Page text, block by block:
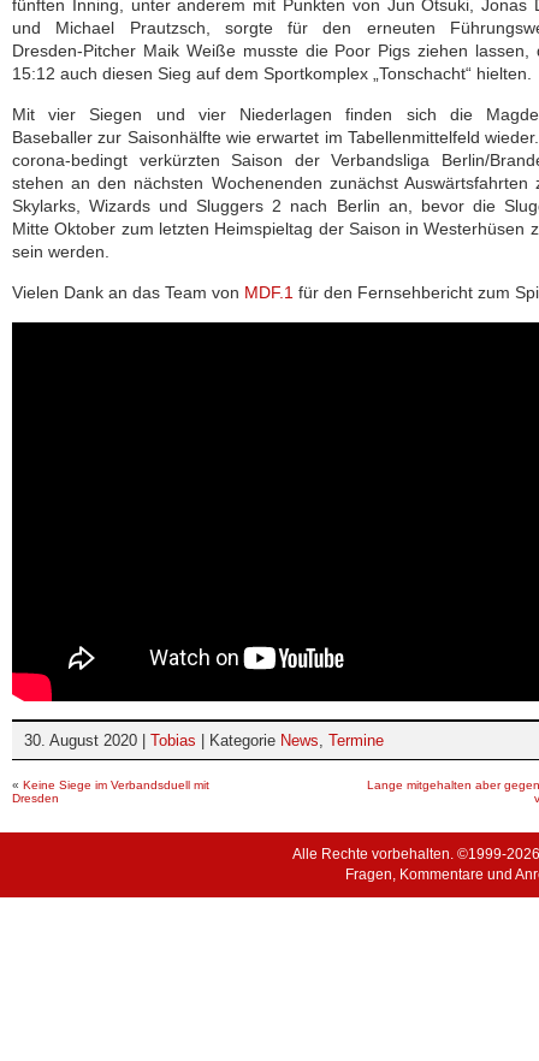
fünften Inning, unter anderem mit Punkten von Jun Otsuki, Jonas
und Michael Prautzsch, sorgte für den erneuten
Dresden-Pitcher Maik Weiße musste die Poor Pigs ziehen lassen,
15:12 auch diesen Sieg auf dem Sportkomplex „Tonschacht“ hielten.
Mit vier Siegen und vier Niederlagen finden sich die
Baseballer zur Saisonhälfte wie erwartet im Tabellenmittelfeld
corona-bedingt verkürzten Saison der Verbandsliga Berlin/
stehen an den nächsten Wochenenden zunächst Auswärtsfahrten
Skylarks, Wizards und Sluggers 2 nach Berlin an, bevor die
Mitte Oktober zum letzten Heimspieltag der Saison in Westerhüsen
sein werden.
Vielen Dank an das Team von MDF.1 für den Fernsehbericht zum
30. August 2020 | Tobias | Kategorie News, Termine
« Keine Siege im Verbandsduell mit
Dresden
Lange mitgehalten aber
Alle Rechte vorbehalten. ©1999-
Fragen, Kommentare und